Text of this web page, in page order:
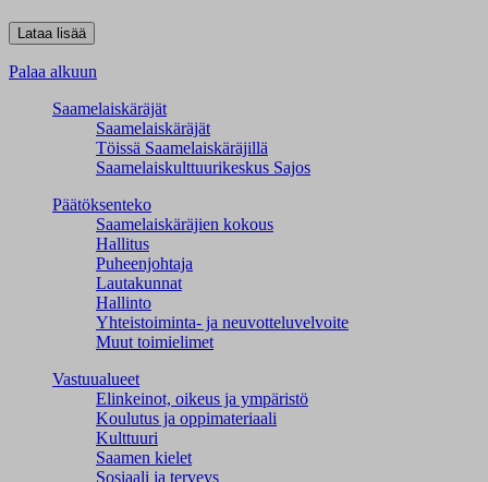
Palaa alkuun
Saamelaiskäräjät
Saamelaiskäräjät
Töissä Saamelaiskäräjillä
Saamelaiskulttuuri­keskus Sajos
Päätöksenteko
Saamelaiskäräjien kokous
Hallitus
Puheenjohtaja
Lautakunnat
Hallinto
Yhteistoiminta- ja neuvotteluvelvoite
Muut toimielimet
Vastuualueet
Elinkeinot, oikeus ja ympäristö
Koulutus ja oppimateriaali
Kulttuuri
Saamen kielet
Sosiaali ja terveys